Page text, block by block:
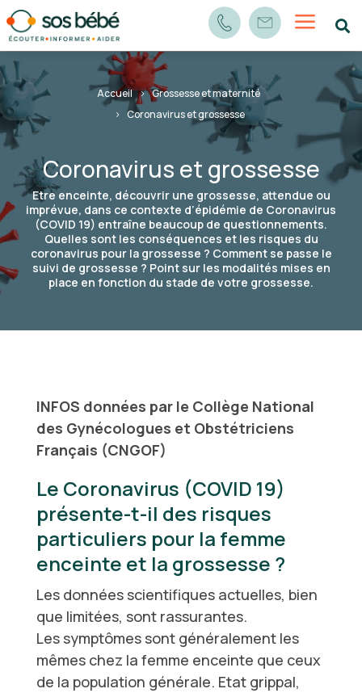
a 
Accueil
Grossesse et maternité
Coronavirus et grossesse
Coronavirus et grossesse
Etre enceinte, découvrir une grossesse, attendue ou
imprévue, dans ce contexte d’épidémie de Coronavirus
(COVID 19) entraîne beaucoup de questionnements.
Quelles sont les conséquences et les risques du
coronavirus pour la grossesse ? Comment se passe le
suivi de grossesse ? Point sur les modalités mises en
place en fonction du stade de votre grossesse.
INFOS données par le Collège National
des Gynécologues et Obstétriciens
Français (CNGOF)
Le Coronavirus (COVID 19)
présente-t-il des risques
particuliers pour la femme
enceinte et la grossesse ?
Les données scientifiques actuelles, bien
que limitées, sont rassurantes.
Les symptômes sont généralement les
mêmes chez la femme enceinte que ceux
de la population générale. Etat grippal,